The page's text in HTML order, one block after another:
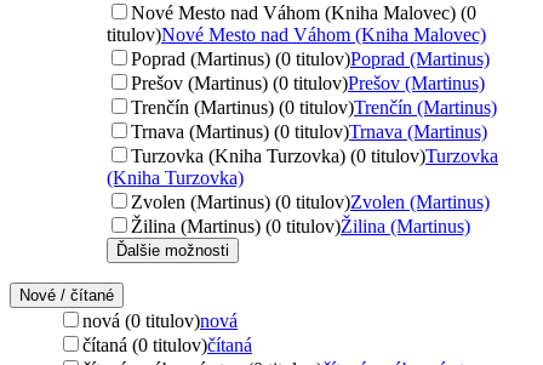
Nové Mesto nad Váhom (Kniha Malovec) (0
titulov)Nové Mesto nad Váhom (Kniha Malovec)
Poprad (Martinus) (0 titulov)Poprad (Martinus)
Prešov (Martinus) (0 titulov)Prešov (Martinus)
Trenčín (Martinus) (0 titulov)Trenčín (Martinus)
Trnava (Martinus) (0 titulov)Trnava (Martinus)
Turzovka (Kniha Turzovka) (0 titulov)Turzovka
(Kniha Turzovka)
Zvolen (Martinus) (0 titulov)Zvolen (Martinus)
Žilina (Martinus) (0 titulov)Žilina (Martinus)
Ďalšie možnosti
Nové / čítané
nová (0 titulov)nová
čítaná (0 titulov)čítaná